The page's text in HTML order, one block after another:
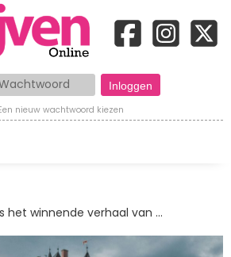
nieuw wachtwoord kiezen
het winnende verhaal van ...